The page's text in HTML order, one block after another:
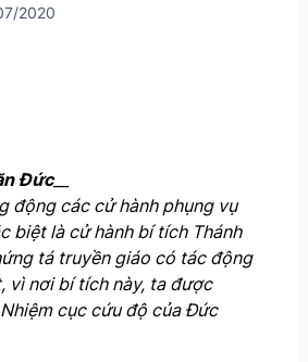
2020
Đức__
động các cử hành phụng vụ
biệt là cử hành bí tích Thánh
tá truyền giáo có tác động
vì nơi bí tích này, ta được
cục cứu độ của Đức